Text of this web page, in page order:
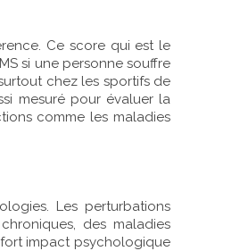
Ce score qui est le
si une personne souffre
chez les sportifs de
mesuré pour évaluer la
comme les maladies
Les perturbations
des maladies
fort impact psychologique